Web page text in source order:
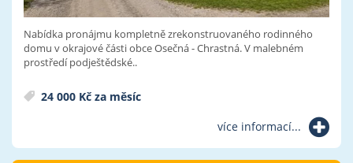
Nabídka pronájmu kompletně zrekonstruovaného rodinného
domu v okrajové části obce Osečná - Chrastná. V malebném
prostředí podještědské..
24 000 Kč za měsíc
více informací...